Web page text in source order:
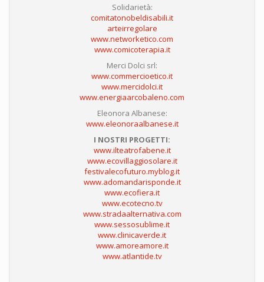
Solidarietà:
comitatonobeldisabili.it
arteirregolare
www.networketico.com
www.comicoterapia.it
Merci Dolci srl:
www.commercioetico.it
www.mercidolci.it
www.energiaarcobaleno.com
Eleonora Albanese:
www.eleonoraalbanese.it
I NOSTRI PROGETTI:
www.ilteatrofabene.it
www.ecovillaggiosolare.it
festivalecofuturo.myblog.it
www.adomandarisponde.it
www.ecofiera.it
www.ecotecno.tv
www.stradaalternativa.com
www.sessosublime.it
www.clinicaverde.it
www.amoreamore.it
www.atlantide.tv